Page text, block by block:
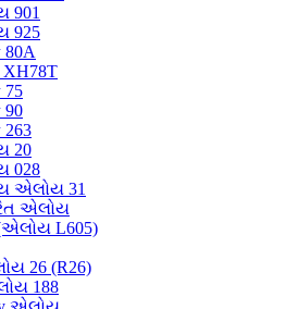
901
925
80A
XH78T
75
90
263
20
028
એલોય 31
એલોય
L605)
26 (R26)
188